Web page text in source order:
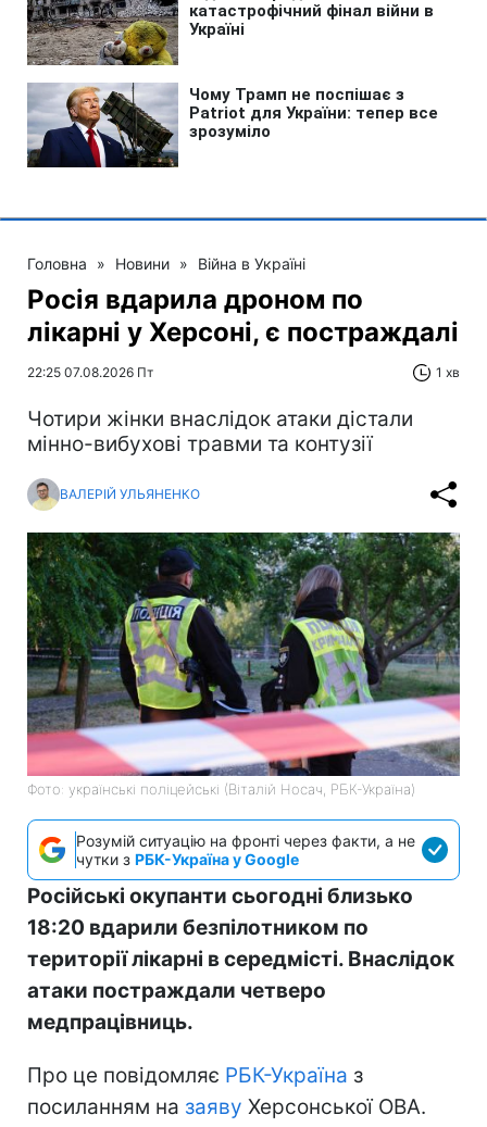
Головна » Новини » Війна в Україні
Росія вдарила дроном по
лікарні у Херсоні, є постраждалі
22:25 07.08.2026 Пт 1 хв
Чотири жінки внаслідок атаки дістали
мінно-вибухові травми та контузії
ВАЛЕРІЙ УЛЬЯНЕНКО
Фото: українські поліцейські (Віталій Носач, РБК-Україна)
Розумій ситуацію на фронті через факти, а не
чутки з РБК-Україна у Google
Російські окупанти сьогодні близько
18:20 вдарили безпілотником по
території лікарні в середмісті. Внаслідок
атаки постраждали четверо
медпрацівниць.
Про це повідомляє РБК-Україна з
посиланням на заяву Херсонської ОВА.